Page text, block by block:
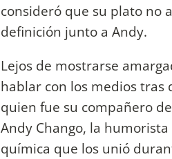
consideró que su plato no
definición junto a Andy.
Lejos de mostrarse
hablar con los medios tras
quien fue su compañero
Andy Chango, la
química que los unió